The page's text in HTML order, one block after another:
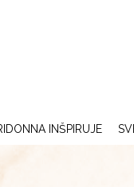
INŠPIRUJE